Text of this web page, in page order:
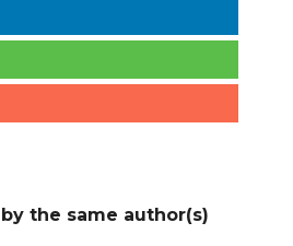
the same author(s)